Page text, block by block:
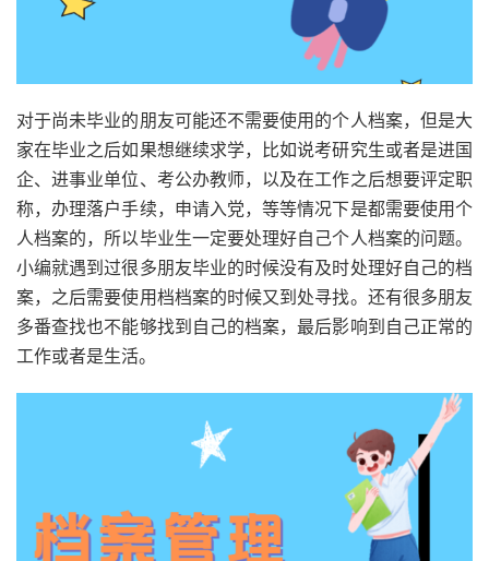
对于尚未毕业的朋友可能还不需要使用的个人档案，但是大
家在毕业之后如果想继续求学，比如说考研究生或者是进国
企、进事业单位、考公办教师，以及在工作之后想要评定职
称，办理落户手续，申请入党，等等情况下是都需要使用个
人档案的，所以毕业生一定要处理好自己个人档案的问题。
小编就遇到过很多朋友毕业的时候没有及时处理好自己的档
案，之后需要使用档档案的时候又到处寻找。还有很多朋友
多番查找也不能够找到自己的档案，最后影响到自己正常的
工作或者是生活。